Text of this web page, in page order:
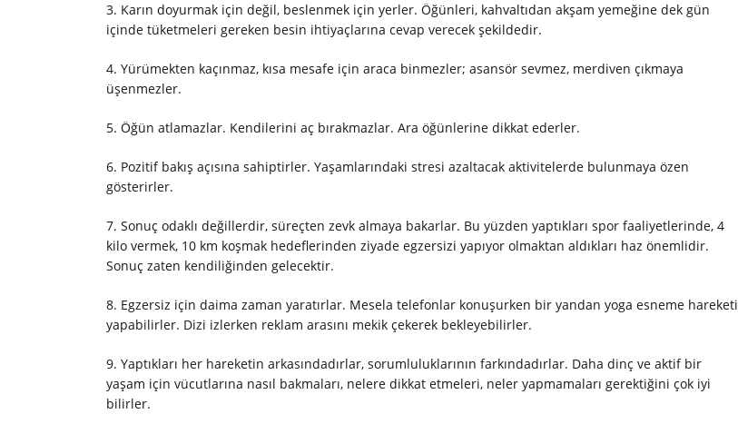
3. Karın doyurmak için değil, beslenmek için yerler. Öğünleri, kahvaltıdan akşam yemeğine dek gün
içinde tüketmeleri gereken besin ihtiyaçlarına cevap verecek şekildedir.
4. Yürümekten kaçınmaz, kısa mesafe için araca binmezler; asansör sevmez, merdiven çıkmaya
üşenmezler.
5. Öğün atlamazlar. Kendilerini aç bırakmazlar. Ara öğünlerine dikkat ederler.
6. Pozitif bakış açısına sahiptirler. Yaşamlarındaki stresi azaltacak aktivitelerde bulunmaya özen
gösterirler.
7. Sonuç odaklı değillerdir, süreçten zevk almaya bakarlar. Bu yüzden yaptıkları spor faaliyetlerinde, 4
kilo vermek, 10 km koşmak hedeflerinden ziyade egzersizi yapıyor olmaktan aldıkları haz önemlidir.
Sonuç zaten kendiliğinden gelecektir.
8. Egzersiz için daima zaman yaratırlar. Mesela telefonlar konuşurken bir yandan yoga esneme hareketi
yapabilirler. Dizi izlerken reklam arasını mekik çekerek bekleyebilirler.
9. Yaptıkları her hareketin arkasındadırlar, sorumluluklarının farkındadırlar. Daha dinç ve aktif bir
yaşam için vücutlarına nasıl bakmaları, nelere dikkat etmeleri, neler yapmamaları gerektiğini çok iyi
bilirler.